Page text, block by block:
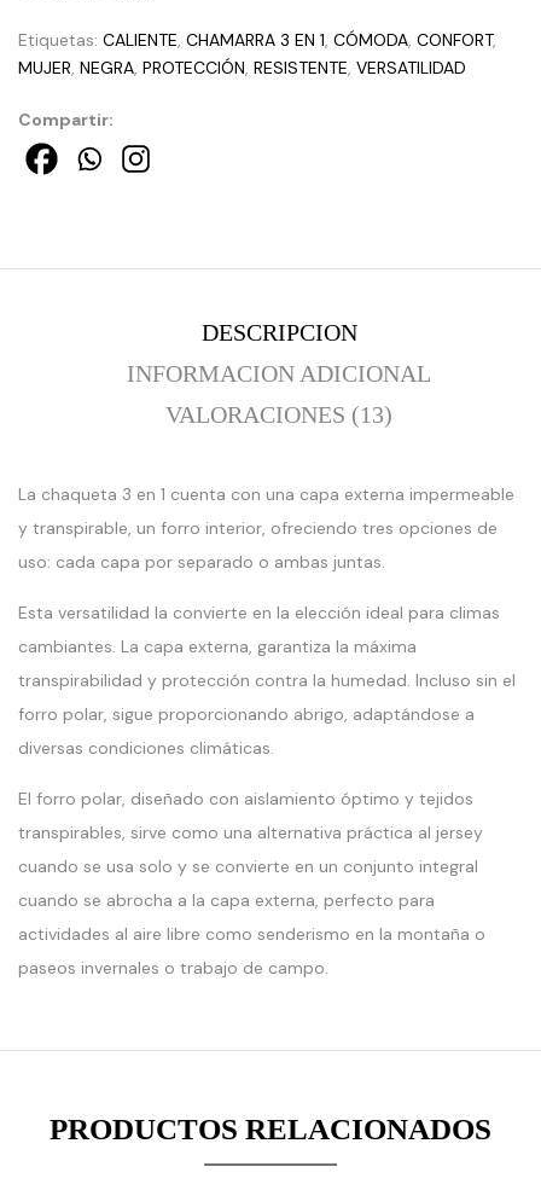
Etiquetas: CALIENTE, CHAMARRA 3 EN 1, CÓMODA, CONFORT,
MUJER, NEGRA, PROTECCIÓN, RESISTENTE, VERSATILIDAD
Compartir:
DESCRIPCION
INFORMACION ADICIONAL
VALORACIONES (13)
La chaqueta 3 en 1 cuenta con una capa externa impermeable
y transpirable, un forro interior, ofreciendo tres opciones de
uso: cada capa por separado o ambas juntas.
Esta versatilidad la convierte en la elección ideal para climas
cambiantes. La capa externa, garantiza la máxima
transpirabilidad y protección contra la humedad. Incluso sin el
forro polar, sigue proporcionando abrigo, adaptándose a
diversas condiciones climáticas.
El forro polar, diseñado con aislamiento óptimo y tejidos
transpirables, sirve como una alternativa práctica al jersey
cuando se usa solo y se convierte en un conjunto integral
cuando se abrocha a la capa externa, perfecto para
actividades al aire libre como senderismo en la montaña o
paseos invernales o trabajo de campo.
PRODUCTOS RELACIONADOS
:
array_merge():
Expected
parameter
given
Expected
given